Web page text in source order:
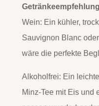
Wein: Ein kühler,
Sauvignon Blanc
wäre die perfekte
Alkoholfrei: Ein
Minz-Tee mit Eis und